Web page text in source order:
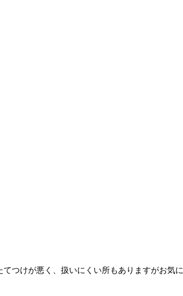
けが悪く、扱いにくい所もありますがお気